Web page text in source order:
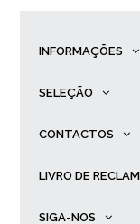
INFORMAÇÕES
SELEÇÃO
CONTACTOS
LIVRO DE
SIGA-NOS